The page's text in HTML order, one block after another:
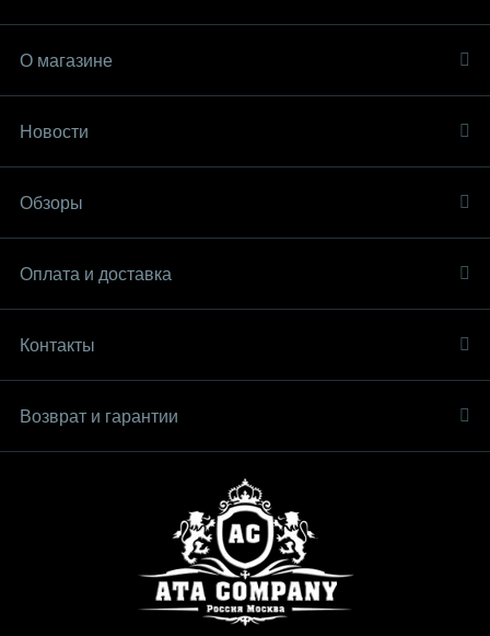
О магазине
Новости
Обзоры
Оплата и доставка
Контакты
Возврат и гарантии